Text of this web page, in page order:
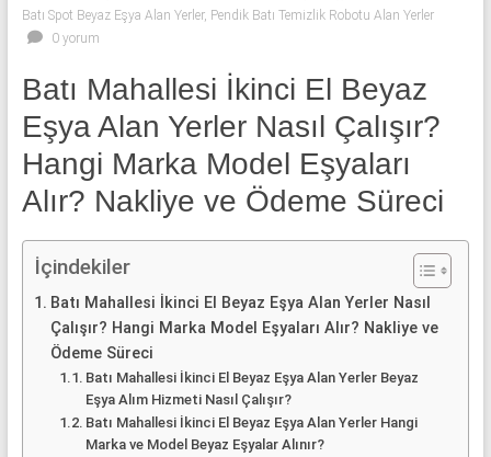
klima
ve
alınır.
Batı Spot Beyaz Eşya Alan Yerler, Pendik Batı Temizlik Robotu Alan Yerler
0 yorum
Batı Mahallesi İkinci El Beyaz
Eşya Alan Yerler Nasıl Çalışır?
Hangi Marka Model Eşyaları
Alır? Nakliye ve Ödeme Süreci
İçindekiler
Batı Mahallesi İkinci El Beyaz Eşya Alan Yerler Nasıl
Çalışır? Hangi Marka Model Eşyaları Alır? Nakliye ve
Ödeme Süreci
Batı Mahallesi İkinci El Beyaz Eşya Alan Yerler Beyaz
Eşya Alım Hizmeti Nasıl Çalışır?
Batı Mahallesi İkinci El Beyaz Eşya Alan Yerler Hangi
Marka ve Model Beyaz Eşyalar Alınır?